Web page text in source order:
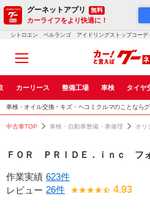
グーネットアプリ 無料
カーライフをより快適に！
シトロエン ベルランゴ アイドリングストップコーデ
カーリース 整備工場 車検 タイヤ
車検・オイル交換・キズ・ヘコミクルマのことなら
中古車TOP 車検・自動車整備・車修理 オリ
ＦＯＲ ＰＲＩＤＥ．ｉｎｃ フ
作業実績 623件
レビュー 26件 4.93